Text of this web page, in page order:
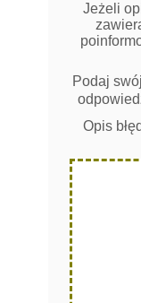
Jeżeli
Podaj
Opis